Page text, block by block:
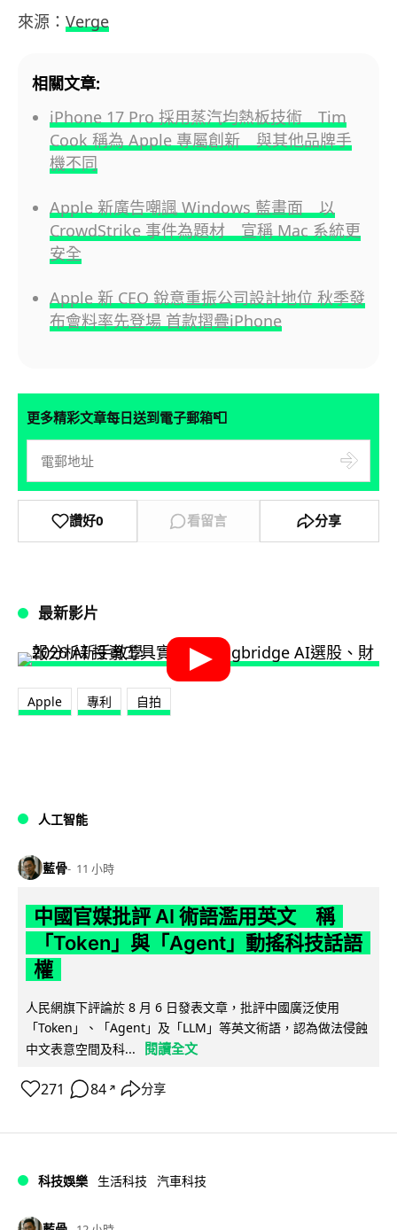
來源： Verge
相關文章:
iPhone 17 Pro 採用蒸汽均熱板技術 Tim
Cook 稱為 Apple 專屬創新 與其他品牌手
機不同
Apple 新廣告嘲諷 Windows 藍畫面 以
CrowdStrike 事件為題材 宣稱 Mac 系統更
安全
Apple 新 CEO 銳意重振公司設計地位 秋季發
布會料率先登場 首款摺疊iPhone
更多精彩文章每日送到電子郵箱📮
讚好0 看留言 分享
最新影片
Apple 專利 自拍
人工智能
藍骨 11 小時
中國官媒批評 AI 術語濫用英文 稱
「Token」與「Agent」動搖科技話語
權
人民網旗下評論於 8 月 6 日發表文章，批評中國廣泛使用
「Token」、「Agent」及「LLM」等英文術語，認為做法侵蝕
中文表意空間及科...
閱讀全文
271 84 ↗ 分享
科技娛樂 生活科技 汽車科技